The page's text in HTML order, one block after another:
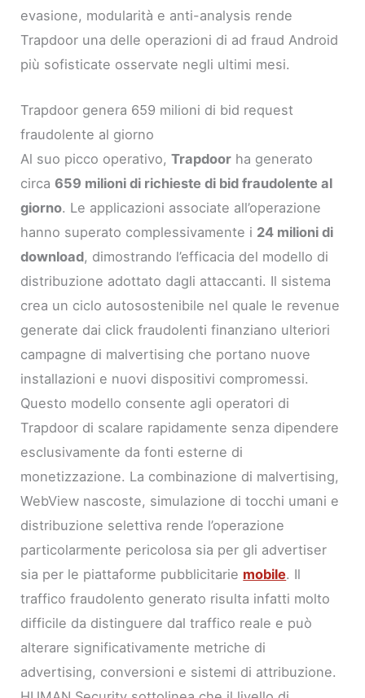
evasione, modularità e anti-analysis rende
Trapdoor una delle operazioni di ad fraud Android
più sofisticate osservate negli ultimi mesi.
Trapdoor genera 659 milioni di bid request
fraudolente al giorno
Al suo picco operativo,Trapdoor ha generato
circa659 milioni di richieste di bid fraudolente al
giorno. Le applicazioni associate all’operazione
hanno superato complessivamente i 24 milioni di
download, dimostrando l’efficacia del modello di
distribuzione adottato dagli attaccanti. Il sistema
crea un ciclo autosostenibile nel quale le revenue
generate dai click fraudolenti finanziano ulteriori
campagne di malvertising che portano nuove
installazioni e nuovi dispositivi compromessi.
Questo modello consente agli operatori di
Trapdoor di scalare rapidamente senza dipendere
esclusivamente da fonti esterne di
monetizzazione. La combinazione di malvertising,
WebView nascoste, simulazione di tocchi umani e
distribuzione selettiva rende l’operazione
particolarmente pericolosa sia per gli advertiser
sia per le piattaforme pubblicitarie mobile. Il
traffico fraudolento generato risulta infatti molto
difficile da distinguere dal traffico reale e può
alterare significativamente metriche di
advertising, conversioni e sistemi di attribuzione.